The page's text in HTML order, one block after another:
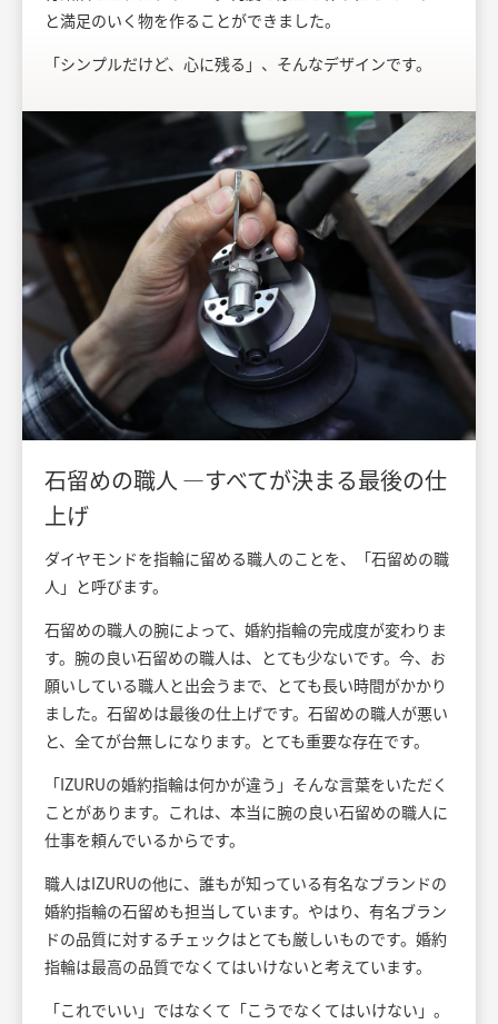
と満足のいく物を作ることができました。
「シンプルだけど、心に残る」、そんなデザインです。
石留めの職人 ―すべてが決まる最後の仕
上げ
ダイヤモンドを指輪に留める職人のことを、「石留めの職
人」と呼びます。
石留めの職人の腕によって、婚約指輪の完成度が変わりま
す。腕の良い石留めの職人は、とても少ないです。今、お
願いしている職人と出会うまで、とても長い時間がかかり
ました。石留めは最後の仕上げです。石留めの職人が悪い
と、全てが台無しになります。とても重要な存在です。
「IZURUの婚約指輪は何かが違う」そんな言葉をいただく
ことがあります。これは、本当に腕の良い石留めの職人に
仕事を頼んでいるからです。
職人はIZURUの他に、誰もが知っている有名なブランドの
婚約指輪の石留めも担当しています。やはり、有名ブラン
ドの品質に対するチェックはとても厳しいものです。婚約
指輪は最高の品質でなくてはいけないと考えています。
「これでいい」ではなくて「こうでなくてはいけない」。